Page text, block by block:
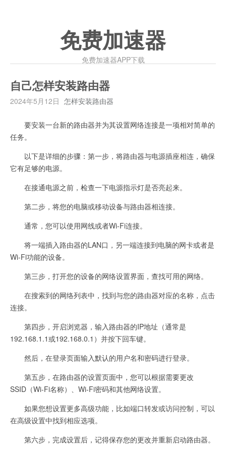
免费加速器
免费加速器APP下载
自己怎样安装路由器
2024年5月12日 怎样安装路由器
要安装一台新的路由器并为其设置网络连接是一项相对简单的
任务。
以下是详细的步骤：第一步，将路由器与电源插座相连，确保
它有足够的电源。
在接通电源之前，检查一下电源指示灯是否亮起来。
第二步，将您的电脑或移动设备与路由器相连接。
通常，您可以使用网线或者Wi-Fi连接。
将一端插入路由器的LAN口，另一端连接到电脑的网卡或者是
Wi-Fi功能的设备。
第三步，打开您的设备的网络设置界面，查找可用的网络。
在搜索到的网络列表中，找到与您的路由器对应的名称，点击
连接。
第四步，开启浏览器，输入路由器的IP地址（通常是
192.168.1.1或192.168.0.1）并按下回车键。
然后，在登录页面输入默认的用户名和密码进行登录。
第五步，在路由器的设置页面中，您可以根据需要更改
SSID（Wi-Fi名称）、Wi-Fi密码和其他网络设置。
如果您想设置更多高级功能，比如端口转发或访问控制，可以
在高级设置中找到相应选项。
第六步，完成设置后，记得保存您的更改并重新启动路由器。